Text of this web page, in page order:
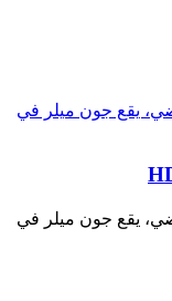
يقع جون ميلر في
يقع جون ميلر في